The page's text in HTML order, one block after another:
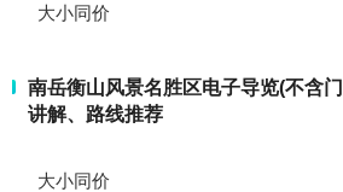
大小同价
南岳衡山风景名胜区电子导览(不含
讲解、路线推荐
大小同价